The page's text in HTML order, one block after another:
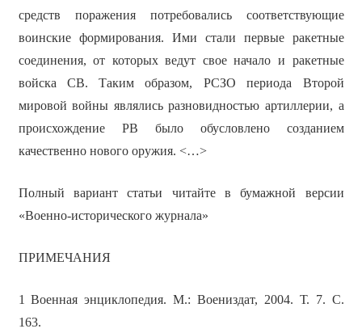
средств поражения потребовались соответствующие
воинские формирования. Ими стали первые ракетные
соединения, от которых ведут свое начало и ракетные
войска СВ. Таким образом, РСЗО периода Второй
мировой войны являлись разновидностью артиллерии, а
происхождение РВ было обусловлено созданием
качественно нового оружия. <…>
Полный вариант статьи читайте в бумажной версии
«Военно-исторического журнала»
ПРИМЕЧАНИЯ
1 Военная энциклопедия. М.: Воениздат, 2004. Т. 7. С.
163.